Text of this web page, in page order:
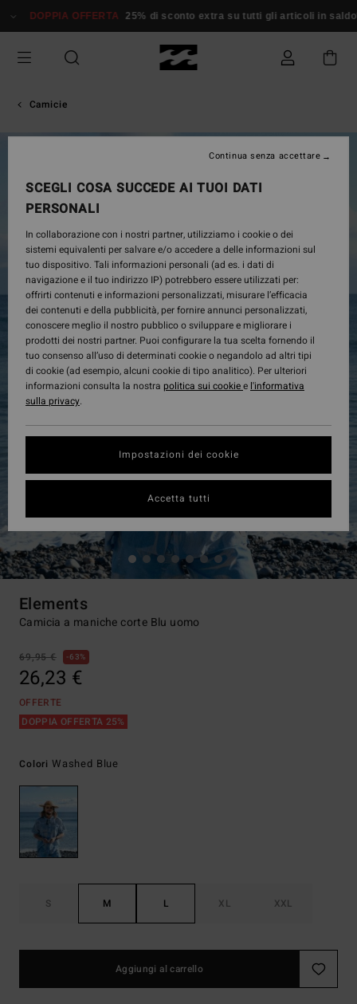
alle
prodotto
DOPPIA OFFERTA 25% di sconto extra su tutti gli articoli in saldo*
Camicie
Elements
Camicia a maniche corte Blu uomo
69,95 € 63%
26,23 €
OFFERTE
DOPPIA OFFERTA 25%
Colori Washed Blue
S M L XL XXL
Aggiungi al carrello
SCEGLI COSA SUCCEDE AI TUOI DATI
PERSONALI
In collaborazione con i nostri partner, utilizziamo i cookie o dei
sistemi equivalenti per salvare e/o accedere a delle informazioni sul
tuo dispositivo. Tali informazioni personali (ad es. i dati di
navigazione e il tuo indirizzo IP) potrebbero essere utilizzati per:
offrirti contenuti e informazioni personalizzati, misurare l’efficacia
dei contenuti e della pubblicità, per fornire annunci personalizzati,
conoscere meglio il nostro pubblico o sviluppare e migliorare i
prodotti dei nostri partner. Puoi configurare la tua scelta fornendo il
tuo consenso all’uso di determinati cookie o negandolo ad altri tipi
di cookie (ad esempio, alcuni cookie di tipo analitico). Per ulteriori
informazioni consulta la nostra politica sui cookiee l'informativa
sulla privacy.
Impostazioni dei cookie
Continua senza accettare
Accetta tutti